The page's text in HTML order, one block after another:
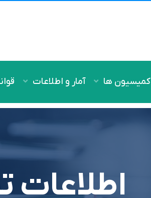
کمیسیون ها آمار و اطلاعات
اطلاعات